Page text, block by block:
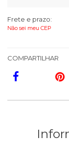
Frete e prazo:
Não sei meu CEP
COMPARTILHAR